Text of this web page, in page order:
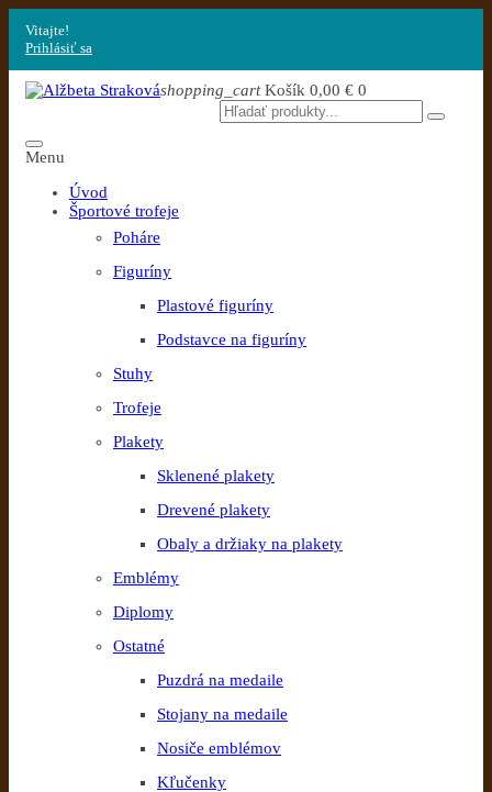
Vitajte!
Prihlásiť sa
shopping_cart Košík 0,00 € 0
Menu
Úvod
Športové trofeje
Poháre
Figuríny
Plastové figuríny
Podstavce na figuríny
Stuhy
Trofeje
Plakety
Sklenené plakety
Drevené plakety
Obaly a držiaky na plakety
Emblémy
Diplomy
Ostatné
Puzdrá na medaile
Stojany na medaile
Nosiče emblémov
Kľučenky